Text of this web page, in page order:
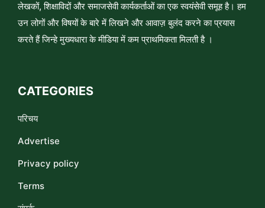
लेखकों, शिक्षाविदों और समाजसेवी कार्यकर्ताओं का एक स्वयंसेवी समूह है। हम
उन लोगों और विषयों के बारे में लिखने और आवाज़ बुलंद करने का प्रयास
करते हैं जिन्हे मुख्यधारा के मीडिया में कम प्राथमिकता मिलती है ।
CATEGORIES
परिचय
Advertise
Privacy policy
Terms